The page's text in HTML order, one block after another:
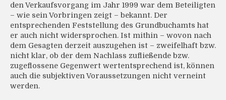
den Verkaufsvorgang im Jahr 1999 war dem Beteiligten
– wie sein Vorbringen zeigt – bekannt. Der
entsprechenden Feststellung des Grundbuchamts hat
er auch nicht widersprochen. Ist mithin – wovon nach
dem Gesagten derzeit auszugehen ist – zweifelhaft bzw.
nicht klar, ob der dem Nachlass zufließende bzw.
zugeflossene Gegenwert wertentsprechend ist, können
auch die subjektiven Voraussetzungen nicht verneint
werden.